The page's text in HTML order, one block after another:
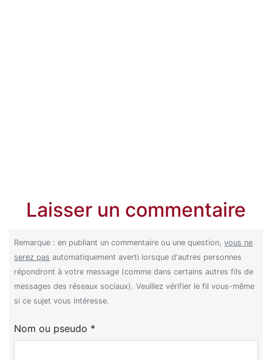
Laisser un commentaire
Remarque : en publiant un commentaire ou une question,vous ne
serez pas automatiquement averti lorsque d'autres personnes
répondront à votre message (comme dans certains autres fils de
messages des réseaux sociaux). Veuillez vérifier le fil vous-même
si ce sujet vous intéresse.
Nom ou pseudo *